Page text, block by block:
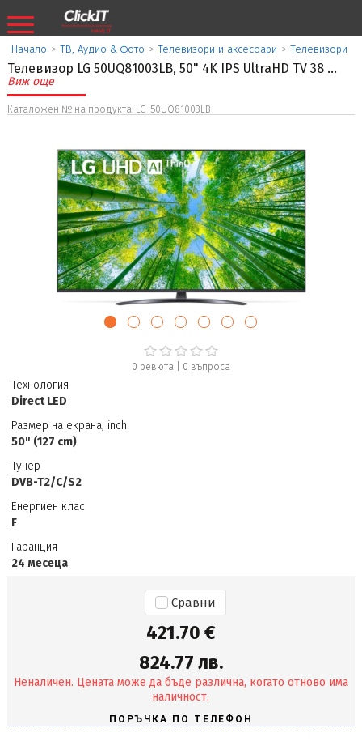
Начало > ТВ, Аудио & Фото > Телевизори и аксесоари > Телевизори
Телевизор LG 50UQ81003LB, 50" 4K IPS UltraHD TV 38 ...
Виж още
Каталожен № на продукта: LG-50UQ81003LB
0 ревюта| 0 въпроса
Технология
Direct LED
Размер на екрана, inch
50" (127 cm)
Тунер
DVB-T2/C/S2
Енергиен клас
F
Гаранция
24 месеца
Сравни
421.70 €
824.77 лв.
Неналичен. Цената може да бъде различна, когато отново има
наличност.